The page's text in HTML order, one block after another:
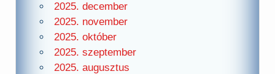
2025. december
2025. november
2025. október
2025. szeptember
2025. augusztus